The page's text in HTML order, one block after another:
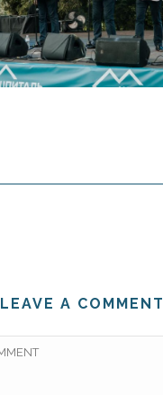
LEAVE A COMMENT